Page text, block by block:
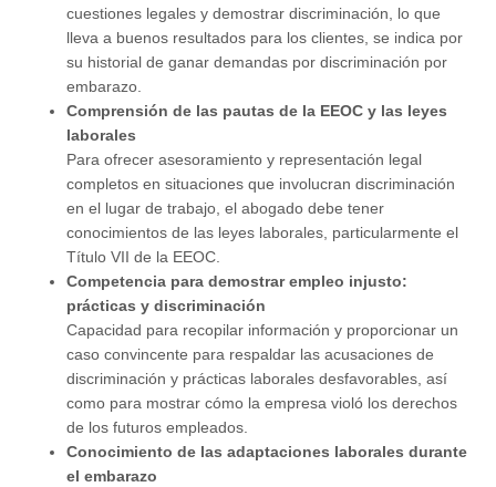
cuestiones legales y demostrar discriminación, lo que
lleva a buenos resultados para los clientes, se indica por
su historial de ganar demandas por discriminación por
embarazo.
Comprensión de las pautas de la EEOC y las leyes
laborales
Para ofrecer asesoramiento y representación legal
completos en situaciones que involucran discriminación
en el lugar de trabajo, el abogado debe tener
conocimientos de las leyes laborales, particularmente el
Título VII de la EEOC.
Competencia para demostrar empleo injusto:
prácticas y discriminación
Capacidad para recopilar información y proporcionar un
caso convincente para respaldar las acusaciones de
discriminación y prácticas laborales desfavorables, así
como para mostrar cómo la empresa violó los derechos
de los futuros empleados.
Conocimiento de las adaptaciones laborales durante
el embarazo